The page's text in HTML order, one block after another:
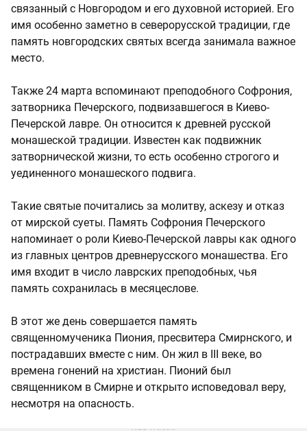
связанный с Новгородом и его духовной историей. Его
имя особенно заметно в северорусской традиции, где
память новгородских святых всегда занимала важное
место.
Также 24 марта вспоминают преподобного Софрония,
затворника Печерского, подвизавшегося в Киево-
Печерской лавре. Он относится к древней русской
монашеской традиции. Известен как подвижник
затворнической жизни, то есть особенно строгого и
уединенного монашеского подвига.
Такие святые почитались за молитву, аскезу и отказ
от мирской суеты. Память Софрония Печерского
напоминает о роли Киево-Печерской лавры как одного
из главных центров древнерусского монашества. Его
имя входит в число лаврских преподобных, чья
память сохранилась в месяцеслове.
В этот же день совершается память
священномученика Пиония, пресвитера Смирнского, и
пострадавших вместе с ним. Он жил в III веке, во
времена гонений на христиан. Пионий был
священником в Смирне и открыто исповедовал веру,
несмотря на опасность.